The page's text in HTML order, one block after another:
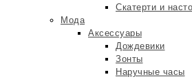
Скатерти и
Мода
Аксессуары
Дождевики
Зонты
Наручные часы